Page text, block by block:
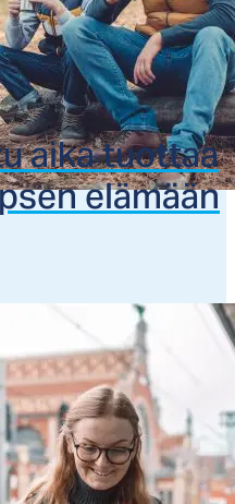
ai­ka tuot­taa
elä­mään